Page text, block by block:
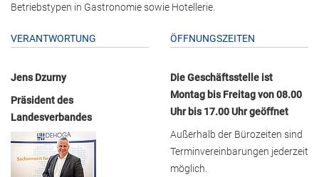
Betriebstypen in Gastronomie sowie Hotellerie.
VERANTWORTUNG
Jens Dzurny
Präsident des
Landesverbandes
ÖFFNUNGSZEITEN
Die Geschäftsstelle ist
Montag bis Freitag von 08.00
Uhr bis 17.00 Uhr geöffnet
Außerhalb der Bürozeiten sind
Terminvereinbarungen jederzeit
möglich.